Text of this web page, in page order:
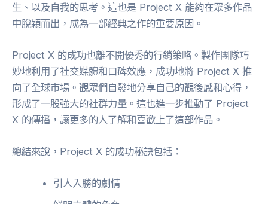
生、以及自我的思考。這也是 Project X 能夠在眾多作品
中脫穎而出，成為一部經典之作的重要原因。
Project X 的成功也離不開優秀的行銷策略。製作團隊巧
妙地利用了社交媒體和口碑效應，成功地將 Project X 推
向了全球市場。觀眾們自發地分享自己的觀後感和心得，
形成了一股強大的社群力量。這也進一步推動了 Project
X 的傳播，讓更多的人了解和喜歡上了這部作品。
總結來說，Project X 的成功秘訣包括：
引人入勝的劇情